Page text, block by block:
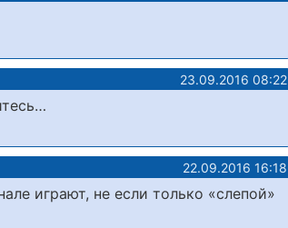
23.09.2016 08:22
22.09.2016 16:18
играют, не если только «слепой»